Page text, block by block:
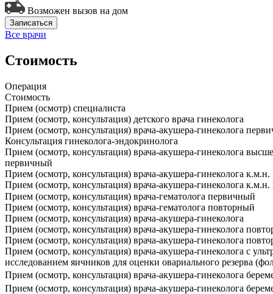
Возможен вызов на дом
Записаться
Все врачи
Стоимость
Операция
Стоимость
Прием (осмотр) специалиста
Прием (осмотр, консультация) детского врача гинеколога
Прием (осмотр, консультация) врача-акушера-гинеколога
Консультация гинеколога-эндокринолога
Прием (осмотр, консультация) врача-акушера-гинеколога
первичный
Прием (осмотр, консультация) врача-акушера-гинеколога к.м.н.
Прием (осмотр, консультация) врача-акушера-гинеколога
Прием (осмотр, консультация) врача-гематолога первичный
Прием (осмотр, консультация) врача-гематолога повторный
Прием (осмотр, консультация) врача-акушера-гинеколога
Прием (осмотр, консультация) врача-акушера-гинеколога
Прием (осмотр, консультация) врача-акушера-гинеколога
Прием (осмотр, консультация) врача-акушера-гинеколога с
исследованием яичников для оценки овариального резерва
Прием (осмотр, консультация) врача-акушера-гинеколога
Прием (осмотр, консультация) врача-акушера-гинеколога